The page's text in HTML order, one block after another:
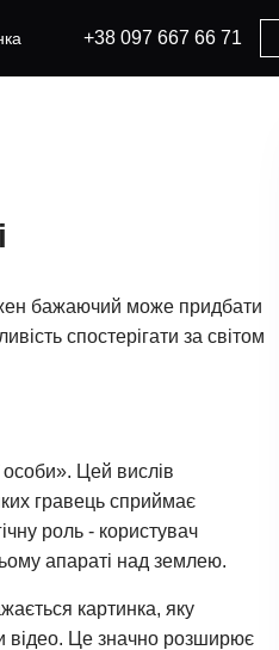
+38 097 667 66 71
бажаючий може придбати
спостерігати за світом
Цей вислів
гравець сприймає
роль - користувач
апараті над землею.
картинка, яку
відео. Це значно розширює